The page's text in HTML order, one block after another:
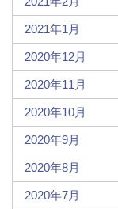
2021年1月
2020年12月
2020年11月
2020年10月
2020年9月
2020年8月
2020年7月